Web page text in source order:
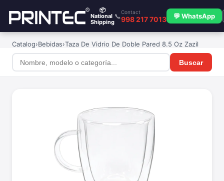
📦
National
Shipping
📞
Contact
998 217 7013 💬 WhatsApp
Catalog›Bebidas›Taza De Vidrio De Doble Pared 8.5 Oz Zazil
Buscar